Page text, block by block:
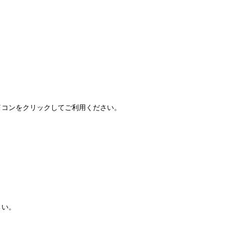
ンをクリックしてご利用ください。
。